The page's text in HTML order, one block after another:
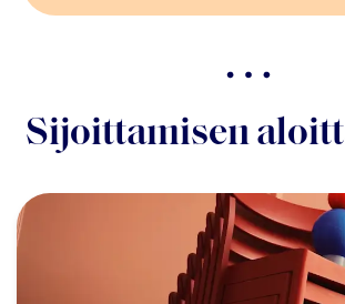
Sijoittamisen